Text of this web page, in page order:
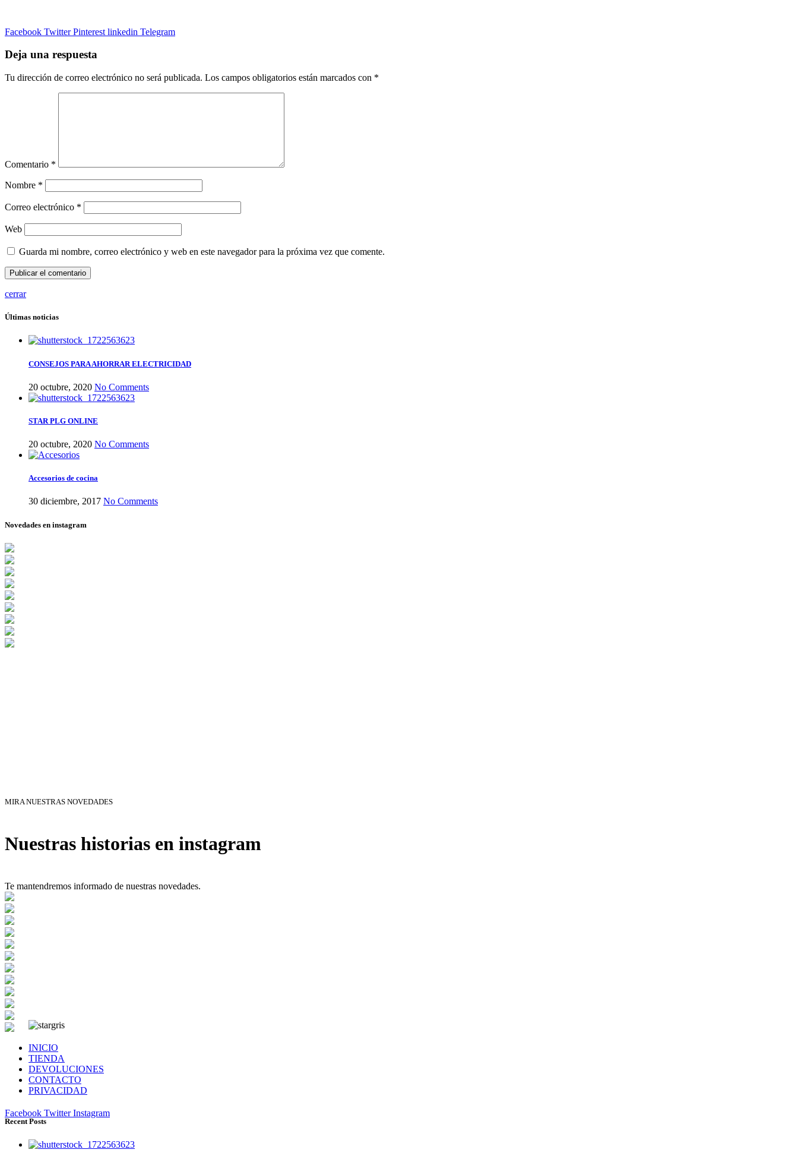
Facebook Twitter Pinterest linkedin Telegram
Deja una respuesta
Tu dirección de correo electrónico no será publicada. Los campos obligatorios están marcados con *
Comentario *
Nombre *
Correo electrónico *
Web
Guarda mi nombre, correo electrónico y web en este navegador para la próxima vez que comente.
cerrar
Últimas noticias
CONSEJOS PARA AHORRAR ELECTRICIDAD
20 octubre, 2020 No Comments
STAR PLG ONLINE
20 octubre, 2020 No Comments
Accesorios de cocina
30 diciembre, 2017 No Comments
Novedades en instagram
MIRA NUESTRAS NOVEDADES
Nuestras historias en instagram
Te mantendremos informado de nuestras novedades.
INICIO
TIENDA
DEVOLUCIONES
CONTACTO
PRIVACIDAD
Facebook Twitter Instagram
Recent Posts